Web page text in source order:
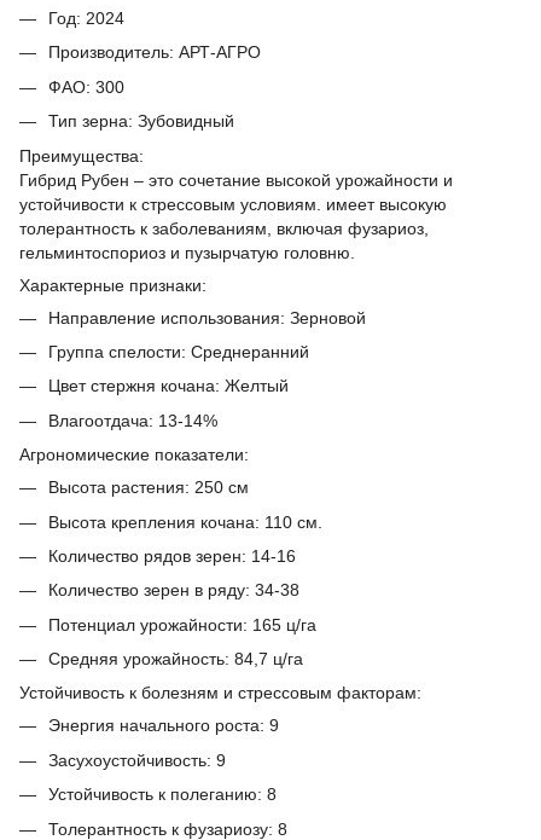
Год: 2024
Производитель: АРТ-АГРО
ФАО: 300
Тип зерна: Зубовидный
Преимущества:
Гибрид Рубен – это сочетание высокой урожайности и
устойчивости к стрессовым условиям. имеет высокую
толерантность к заболеваниям, включая фузариоз,
гельминтоспориоз и пузырчатую головню.
Характерные признаки:
Направление использования: Зерновой
Группа спелости: Среднеранний
Цвет стержня кочана: Желтый
Влагоотдача: 13-14%
Агрономические показатели:
Высота растения: 250 см
Высота крепления кочана: 110 см.
Количество рядов зерен: 14-16
Количество зерен в ряду: 34-38
Потенциал урожайности: 165 ц/га
Средняя урожайность: 84,7 ц/га
Устойчивость к болезням и стрессовым факторам:
Энергия начального роста: 9
Засухоустойчивость: 9
Устойчивость к полеганию: 8
Толерантность к фузариозу: 8